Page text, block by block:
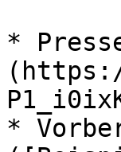
*
(https://
*